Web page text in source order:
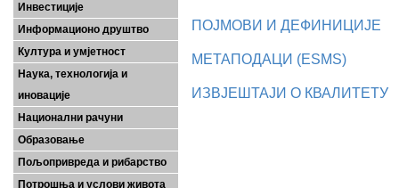
Инвестиције
Информационо друштво
Култура и умјетност
Наука, технологија и
иновације
Национални рачуни
Образовање
Пољопривреда и рибарство
Потрошња и услови живота
ПОЈМОВИ И ДЕФИНИЦИЈЕ
МЕТАПОДАЦИ (ESMS)
ИЗВЈЕШТАЈИ О КВАЛИТЕТУ